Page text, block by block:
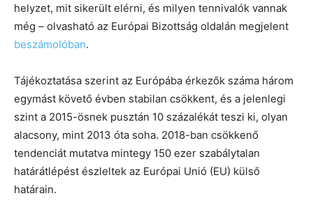
helyzet, mit sikerült elérni, és milyen tennivalók vannak
még – olvasható az Európai Bizottság oldalán megjelent
beszámolóban.
Tájékoztatása szerint az Európába érkezők száma három
egymást követő évben stabilan csökkent, és a jelenlegi
szint a 2015-ösnek pusztán 10 százalékát teszi ki, olyan
alacsony, mint 2013 óta soha. 2018-ban csökkenő
tendenciát mutatva mintegy 150 ezer szabálytalan
határátlépést észleltek az Európai Unió (EU) külső
határain.